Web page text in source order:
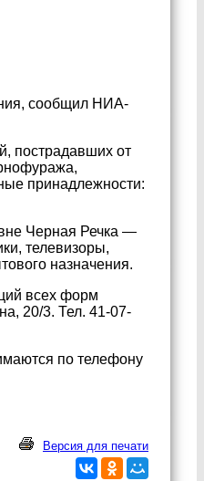
сообщил НИА-
пострадавших от
принадлежности:
Черная Речка —
телевизоры,
назначения.
всех форм
20/3. Тел. 41-07-
по телефону
Версия для печати